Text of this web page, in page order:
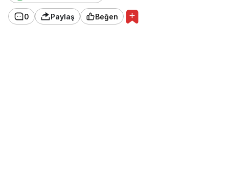
0 Paylaş Beğen